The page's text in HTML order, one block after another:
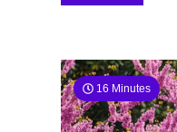
16 Minutes